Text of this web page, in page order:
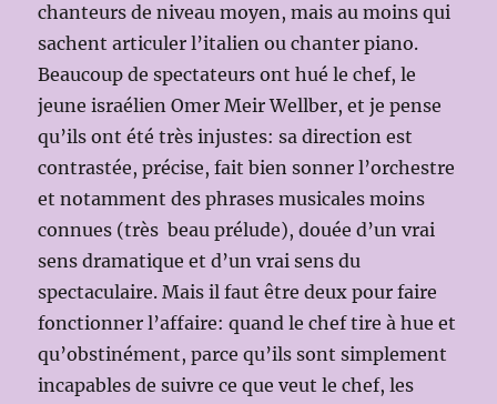
chanteurs de niveau moyen, mais au moins qui
sachent articuler l’italien ou chanter piano.
Beaucoup de spectateurs ont hué le chef, le
jeune israélien Omer Meir Wellber, et je pense
qu’ils ont été très injustes: sa direction est
contrastée, précise, fait bien sonner l’orchestre
et notamment des phrases musicales moins
connues (très beau prélude), douée d’un vrai
sens dramatique et d’un vrai sens du
spectaculaire. Mais il faut être deux pour faire
fonctionner l’affaire: quand le chef tire à hue et
qu’obstinément, parce qu’ils sont simplement
incapables de suivre ce que veut le chef, les